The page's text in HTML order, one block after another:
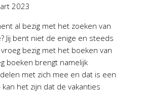
2023
al bezig met het zoeken van
Jij bent niet de enige en steeds
bezig met het boeken van
boeken brengt namelijk
met zich mee en dat is een
het zijn dat de vakanties